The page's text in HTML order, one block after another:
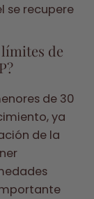
se recupere
de
de 30
ya
de la